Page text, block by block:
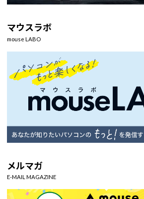
マウスラボ
mouse LABO
メルマガ
E-MAIL MAGAZINE